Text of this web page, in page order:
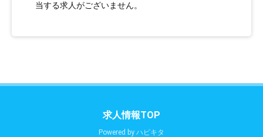
当する求人がございません。
求人情報TOP
Powered by ハピキタ